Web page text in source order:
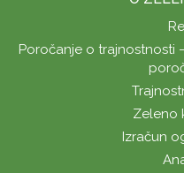
Poročanje o trajnostnosti
Zeleno
Izračun